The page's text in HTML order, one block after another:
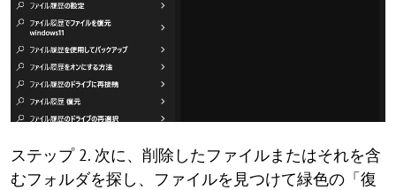
ステップ 2. 次に、削除したファイルまたはそれを含
むフォルダを探し、ファイルを見つけて緑色の「復